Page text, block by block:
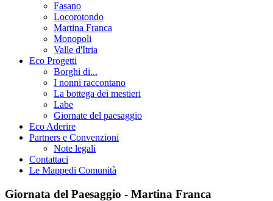
Fasano
Locorotondo
Martina Franca
Monopoli
Valle d'Itria
Eco Progetti
Borghi di...
I nonni raccontano
La bottega dei mestieri
Labe
Giornate del paesaggio
Eco Aderire
Partners e Convenzioni
Note legali
Contattaci
Le Mappedi Comunità
Giornata del Paesaggio - Martina Franca